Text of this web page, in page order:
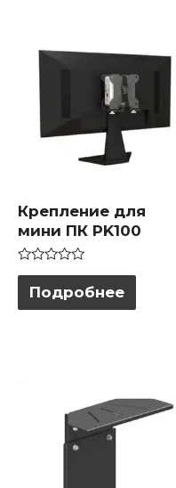
Крепление для
мини ПК PK100
Оценка
5
Подробнее